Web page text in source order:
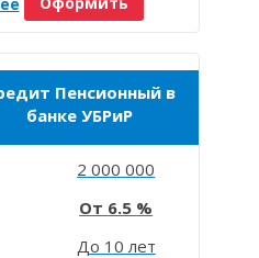
Пенсионный в
банке УБРиР
2 000 000
6.5
До 10 лет